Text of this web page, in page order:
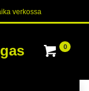
verk​​​​ossa
0